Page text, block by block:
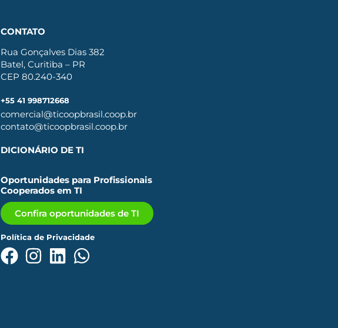
CONTATO
Rua Gonçalves Dias 382
Batel, Curitiba – PR
CEP 80.240-340
+55 41 998712668
comercial@ticoopbrasil.coop.br
contato@ticoopbrasil.coop.br
DICIONÁRIO DE TI
Oportunidades para Profissionais
Cooperados em TI
Confira oportunidades de TI
Política de Privacidade